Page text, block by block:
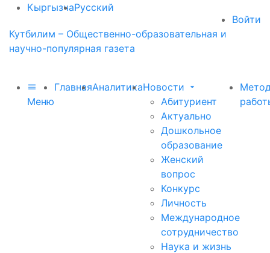
КыргызчаРусский
Войти
Кутбилим – Общественно-образовательная и
научно-популярная газета
Меню
ГлавнаяАналитикаНовости
Абитуриент
Актуально
Дошкольное
образование
Женский
вопрос
Конкурс
Личность
Международное
сотрудничество
Наука и жизнь